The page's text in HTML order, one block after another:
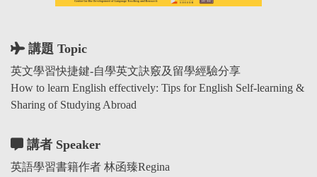
講題 Topic
英文學習快捷鍵-自學英文訣竅及留學經驗分享
How to learn English effectively: Tips for English Self-learning &
Sharing of Studying Abroad
講者 Speaker
英語學習書籍作者 林函臻Regina